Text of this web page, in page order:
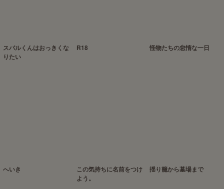
スバルくんはおっきくな
りたい
R18 怪物たちの怠惰な一日
へいき
この気持ちに名前をつけ
よう。
揺り籠から墓場まで